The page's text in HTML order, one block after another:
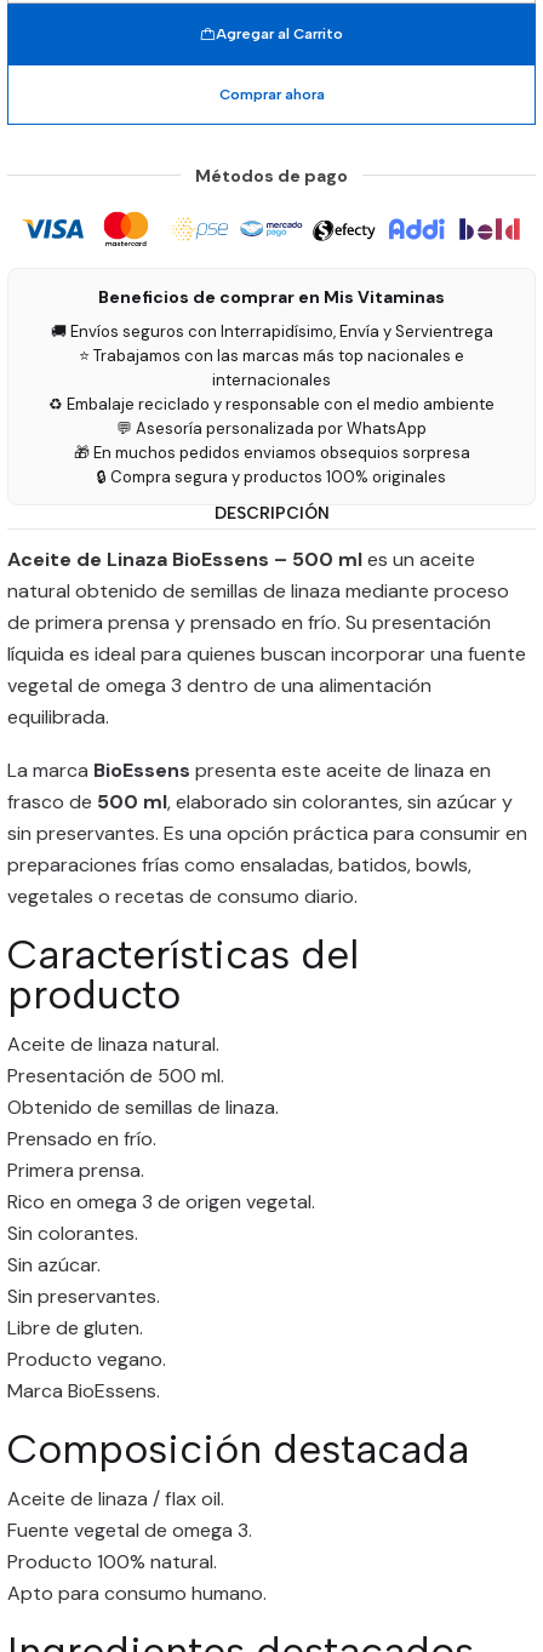
Agregar al Carrito
Comprar ahora
Métodos de pago
Beneficios de comprar en Mis Vitaminas
🚚 Envíos seguros con Interrapidísimo, Envía y Servientrega
⭐ Trabajamos con las marcas más top nacionales e
internacionales
♻️ Embalaje reciclado y responsable con el medio ambiente
💬 Asesoría personalizada por WhatsApp
🎁 En muchos pedidos enviamos obsequios sorpresa
🔒 Compra segura y productos 100% originales
DESCRIPCIÓN
Aceite de Linaza BioEssens – 500 mles un aceite
natural obtenido de semillas de linaza mediante proceso
de primera prensa y prensado en frío. Su presentación
líquida es ideal para quienes buscan incorporar una fuente
vegetal de omega 3 dentro de una alimentación
equilibrada.
La marca BioEssens presenta este aceite de linaza en
frasco de 500 ml, elaborado sin colorantes, sin azúcar y
sin preservantes. Es una opción práctica para consumir en
preparaciones frías como ensaladas, batidos, bowls,
vegetales o recetas de consumo diario.
Características del
producto
Aceite de linaza natural.
Presentación de 500 ml.
Obtenido de semillas de linaza.
Prensado en frío.
Primera prensa.
Rico en omega 3 de origen vegetal.
Sin colorantes.
Sin azúcar.
Sin preservantes.
Libre de gluten.
Producto vegano.
Marca BioEssens.
Composición destacada
Aceite de linaza / flax oil.
Fuente vegetal de omega 3.
Producto 100% natural.
Apto para consumo humano.